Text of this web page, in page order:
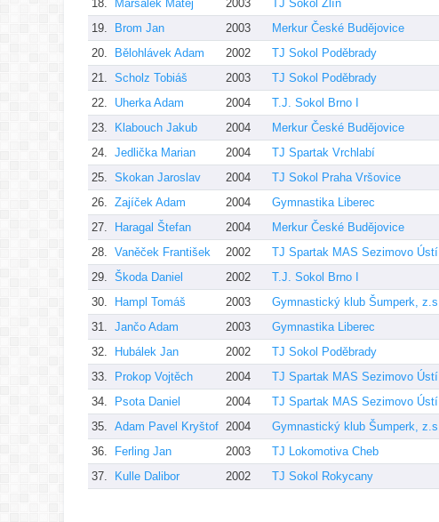
18.
Maršálek Matěj 2003 TJ Sokol Zlín
19.
Brom Jan 2003 Merkur České Budějovice
20.
Bělohlávek Adam 2002 TJ Sokol Poděbrady
21.
Scholz Tobiáš 2003 TJ Sokol Poděbrady
22.
Uherka Adam 2004 T.J. Sokol Brno I
23.
Klabouch Jakub 2004 Merkur České Budějovice
24.
Jedlička Marian 2004 TJ Spartak Vrchlabí
25.
Skokan Jaroslav 2004 TJ Sokol Praha Vršovice
26.
Zajíček Adam 2004 Gymnastika Liberec
27.
Haragal Štefan 2004 Merkur České Budějovice
28.
Vaněček František 2002 TJ Spartak MAS Sezimovo Ústí
29.
Škoda Daniel 2002 T.J. Sokol Brno I
30.
Hampl Tomáš 2003 Gymnastický klub Šumperk, z.s.
31.
Jančo Adam 2003 Gymnastika Liberec
32.
Hubálek Jan 2002 TJ Sokol Poděbrady
33.
Prokop Vojtěch 2004 TJ Spartak MAS Sezimovo Ústí
34.
Psota Daniel 2004 TJ Spartak MAS Sezimovo Ústí
35.
Adam Pavel Kryštof 2004 Gymnastický klub Šumperk, z.s.
36.
Ferling Jan 2003 TJ Lokomotiva Cheb
37.
Kulle Dalibor 2002 TJ Sokol Rokycany